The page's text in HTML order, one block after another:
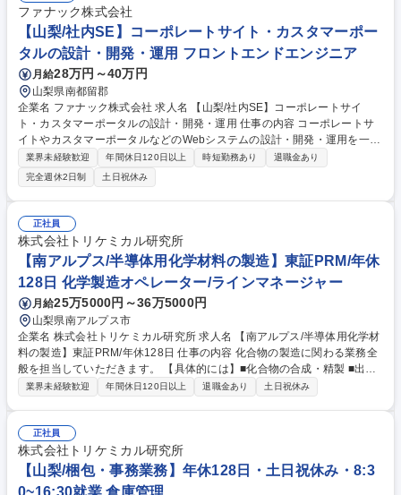
等■役員車・来客用の配車管理■事務用品や什器備品等の発注・管理■社
内・社外イベントの運営等■その他総務関連業務 募集職種 【山梨/総務】O
JTを中心とした丁寧な教育体制/第二新卒歓迎
ファナック株式会社
【山梨/社内SE】コーポレートサイト・カスタマーポー
タルの設計・開発・運用 フロントエンドエンジニア
月給28万円～40万円
山梨県南都留郡
企業名 ファナック株式会社 求人名 【山梨/社内SE】コーポレートサイ
ト・カスタマーポータルの設計・開発・運用 仕事の内容 コーポレートサ
イトやカスタマーポータルなどのWebシステムの設計・開発・運用を一貫
してご担当いただきます。 【業務詳細】■コーポレートサイト及びカスタ
マーポータルの維持管理：日々の更新対応や情報アップデートといった維
持管理業務をお任せします。■コーポレートサイト及びカスタマーポータ
ルを利用したCX向上およびEX向上に資する施策の実施：内製を進め、CX
およびEXを向上させるための内容の刷新やデザイン変更をしていきたい
と考えています。■将来はデータ基盤の設計・開発・運用を担っていただ
くことを期待しています。 募集職種 【山梨/社内SE】コーポレートサイ
ト・カスタマーポータルの設計・開発・運用
業界未経験歓迎 年間休日120日以上 時短勤務あり
退職金あり
完全週休2日制
土日祝休み
正社員
株式会社トリケミカル研究所
【南アルプス/半導体用化学材料の製造】東証PRM/年休
128日 化学製造オペレーター/ラインマネージャー
月給25万5000円～36万5000円
山梨県南アルプス市
企業名 株式会社トリケミカル研究所 求人名 【南アルプス/半導体用化学材
料の製造】東証PRM/年休128日 仕事の内容 化合物の製造に関わる業務全
般を担当していただきます。 【具体的には】■化合物の合成・精製 ■出荷
に向けた準備作業 ■容器の洗浄 ■製品評価特に昇華精製を専属で従事して
業界未経験歓迎 年間休日120日以上 退職金あり 土日祝休み
正社員
株式会社トリケミカル研究所
【山梨/梱包・事務業務】年休128日・土日祝休み・8:3
0~16:30就業 倉庫管理